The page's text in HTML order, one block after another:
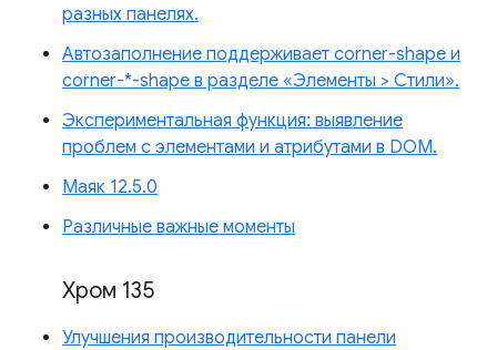
разных панелях.
Автозаполнение поддерживает corner-shape и
corner-*-shape в разделе «Элементы > Стили».
Экспериментальная функция: выявление
проблем с элементами и атрибутами в DOM.
Маяк 12.5.0
Различные важные моменты
Хром 135
Улучшения производительности панели